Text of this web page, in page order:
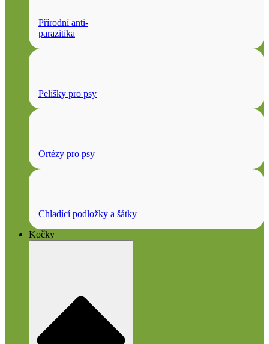
Přírodní anti-
parazitika
Pelíšky pro psy
Ortézy pro psy
Chladící podložky a šátky
Kočky